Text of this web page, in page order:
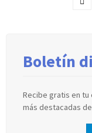
Boletín
Recibe gratis en tu
más destacadas